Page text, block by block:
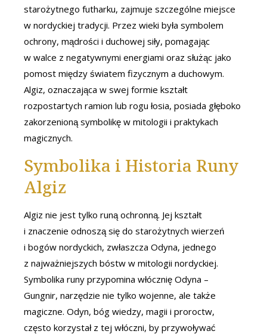
starożytnego futharku, zajmuje szczególne miejsce
w nordyckiej tradycji. Przez wieki była symbolem
ochrony, mądrości i duchowej siły, pomagając
w walce z negatywnymi energiami oraz służąc jako
pomost między światem fizycznym a duchowym.
Algiz, oznaczająca w swej formie kształt
rozpostartych ramion lub rogu łosia, posiada głęboko
zakorzenioną symbolikę w mitologii i praktykach
magicznych.
Symbolika i Historia Runy
Algiz
Algiz nie jest tylko runą ochronną. Jej kształt
i znaczenie odnoszą się do starożytnych wierzeń
i bogów nordyckich, zwłaszcza Odyna, jednego
z najważniejszych bóstw w mitologii nordyckiej.
Symbolika runy przypomina włócznię Odyna –
Gungnir, narzędzie nie tylko wojenne, ale także
magiczne. Odyn, bóg wiedzy, magii i proroctw,
często korzystał z tej włóczni, by przywoływać